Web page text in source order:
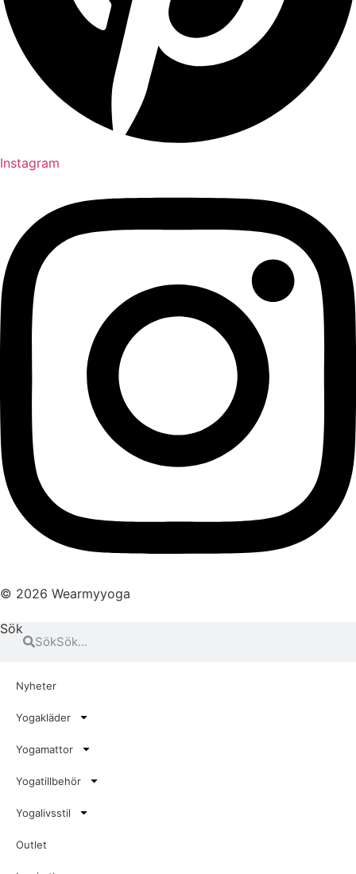
Instagram
© 2026 Wearmyyoga
Sök
Sök
Nyheter
Yogakläder
Yogamattor
Yogatillbehör
Yogalivsstil
Outlet